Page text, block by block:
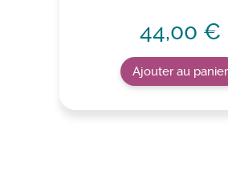
44,00 €
Ajouter au panier